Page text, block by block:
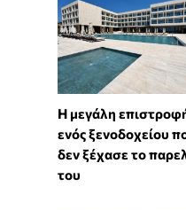
Η μεγάλη
ενός ξενοδοχείου
δεν ξέχασε το
του